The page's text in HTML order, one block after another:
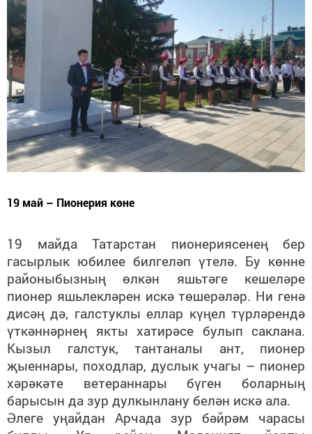
19 май – Пионерия көне
19 майда Татарстан пионериясенең бер
гасырлык юбилее билгеләп үтелә. Бу көнне
районыбызның өлкән яшьтәге кешеләре
пионер яшьлекләрен искә төшерәләр. Ни генә
дисәң дә, галстуклы еллар күңел түрләрендә
үткәннәрнең якты хатирәсе булып саклана.
Кызыл галстук, тантаналы ант, пионер
җыеннары, походлар, дуслык учагы – пионер
хәрәкәте ветераннары бүген боларның
барысын да зур дулкынлану белән искә ала.
Әлеге уңайдан Арчада зур бәйрәм чарасы